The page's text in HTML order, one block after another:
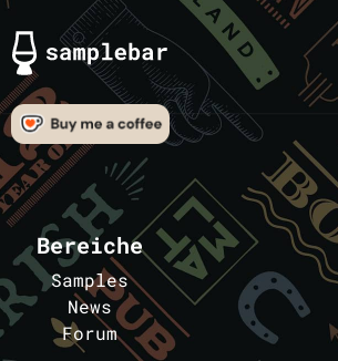
Bereiche
Samples
News
Forum